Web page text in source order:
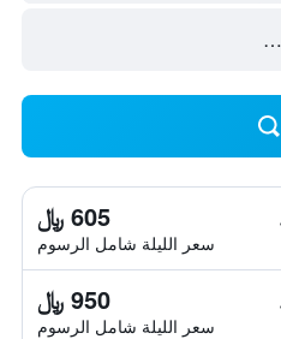
605 ﷼
سعر الليلة شامل الرسوم
950 ﷼
سعر الليلة شامل الرسوم